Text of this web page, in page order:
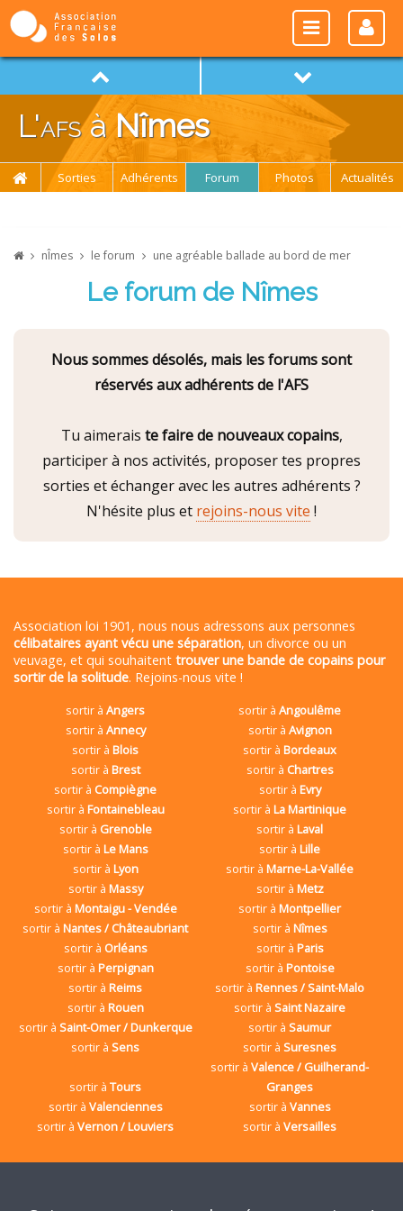
L'afsàNîmes
Sorties Adhérents Forum Photos Actualités
nÎmes le forum une agréable ballade au bord de mer
Le forum de Nîmes
Nous sommes désolés, mais les forums sont
réservés aux adhérents de l'AFS
Tu aimerais te faire de nouveaux copains,
participer à nos activités, proposer tes propres
sorties et échanger avec les autres adhérents ?
N'hésite plus et rejoins-nous vite !
Association loi 1901, nous nous adressons aux personnes
célibataires ayant vécu une séparation, un divorce ou un
veuvage, et qui souhaitent trouver une bande de copains pour
sortir de la solitude. Rejoins-nous vite !
sortir àAngers sortir àAngoulême
sortir à Annecy sortir à Avignon
sortir àBlois sortir àBordeaux
sortir à Brest sortir à Chartres
sortir à Compiègne sortir à Evry
sortir à Fontainebleau sortir àLa Martinique
sortir à Grenoble sortir àLaval
sortir à Le Mans sortir àLille
sortir à Lyon sortir àMarne-La-Vallée
sortir à Massy sortir à Metz
sortir à Montaigu - Vendée sortir àMontpellier
sortir àNantes / Châteaubriant sortir à Nîmes
sortir à Orléans sortir à Paris
sortir à Perpignan sortir à Pontoise
sortir àReims sortir àRennes / Saint-Malo
sortir à Rouen sortir àSaint Nazaire
sortir à Saint-Omer / Dunkerque sortir àSaumur
sortir àSens sortir àSuresnes
sortir àTours
sortir àValence / Guilherand-
Granges
sortir à Valenciennes sortir à Vannes
sortir àVernon / Louviers sortir àVersailles